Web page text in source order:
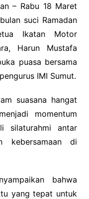
– Rabu 18 Maret
suci Ramadan
Ikatan Motor
Harun Mustafa
puasa bersama
IMI Sumut.
suasana hangat
momentum
silaturahmi antar
kebersamaan di
bahwa
yang tepat untuk